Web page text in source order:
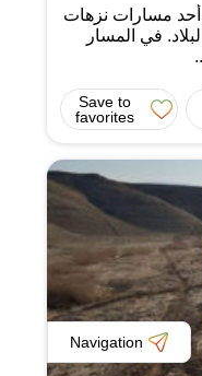
أحد مسارات نزهات
في المسار
Save to
favorites
Navigation